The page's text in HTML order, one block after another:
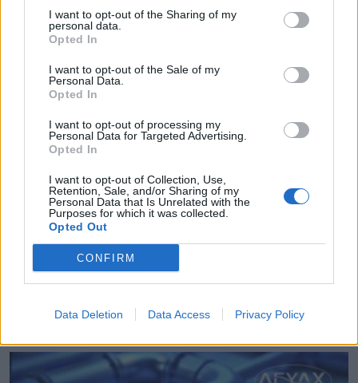
I want to opt-out of the Sharing of my
personal data.
Opted In
I want to opt-out of the Sale of my
Personal Data.
Opted In
I want to opt-out of processing my
Personal Data for Targeted Advertising.
Opted In
I want to opt-out of Collection, Use,
Retention, Sale, and/or Sharing of my
Personal Data that Is Unrelated with the
Purposes for which it was collected.
Opted Out
CONFIRM
Data Deletion Data Access Privacy Policy
ΔΗΜΟΙ
Διαβουλεύσεις για τα δημοτικά σχολεία της
08.08.2026 - 12.24